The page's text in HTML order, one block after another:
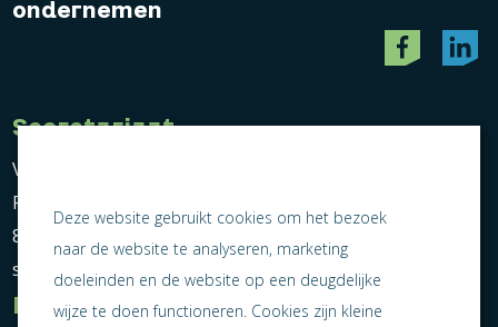
ondernemen
Secretariaat
Vereniging Ondernemend Sneek
Postbus 464
8600 AL Sneek
secretariaat@ondernemendsneek.nl
Informatie
Deze website gebruikt cookies om het bezoek
naar de website te analyseren, marketing
doeleinden en de website op een deugdelijke
wijze te doen functioneren. Cookies zijn kleine